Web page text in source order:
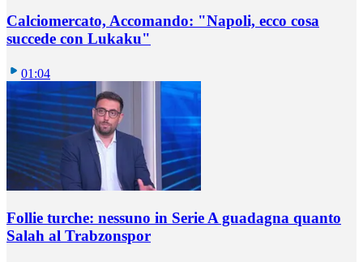
Calciomercato, Accomando: "Napoli, ecco cosa
succede con Lukaku"
01:04
Follie turche: nessuno in Serie A guadagna quanto
Salah al Trabzonspor